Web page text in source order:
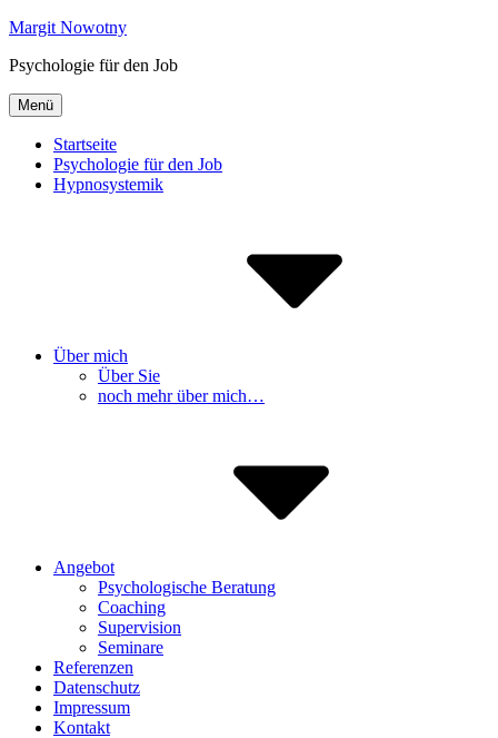
Inhalte
Margit Nowotny
Psychologie für den Job
Menü
Startseite
Psychologie für den Job
Hypnosystemik
Über mich
Über Sie
noch mehr über mich…
Angebot
Psychologische Beratung
Coaching
Supervision
Seminare
Referenzen
Datenschutz
Impressum
Kontakt